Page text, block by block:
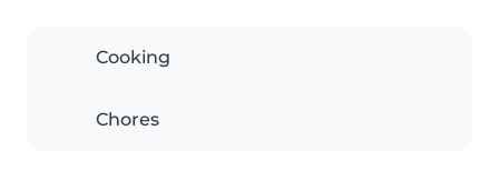
Cooking
Chores